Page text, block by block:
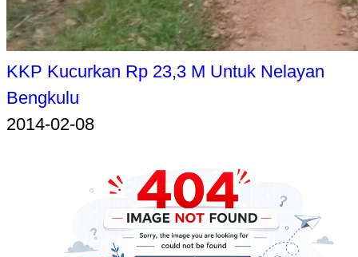
KKP Kucurkan Rp 23,3 M Untuk Nelayan
Bengkulu
2014-02-08